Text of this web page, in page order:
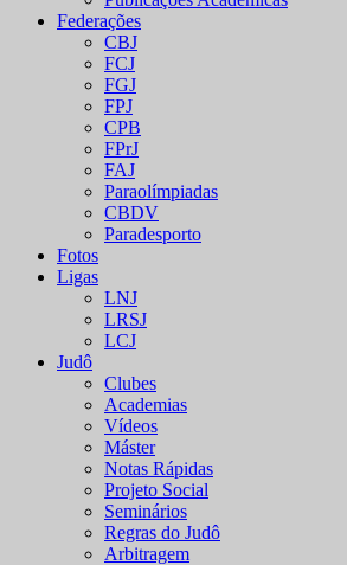
Federações
CBJ
FCJ
FGJ
FPJ
CPB
FPrJ
FAJ
Paraolímpiadas
CBDV
Paradesporto
Fotos
Ligas
LNJ
LRSJ
LCJ
Judô
Clubes
Academias
Vídeos
Máster
Notas Rápidas
Projeto Social
Seminários
Regras do Judô
Arbitragem